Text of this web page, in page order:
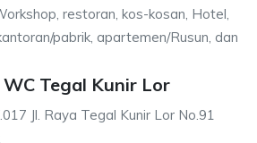
restoran, kos-kosan, Hotel,
pabrik, apartemen/Rusun, dan
Tegal Kunir Lor
Jl. Raya Tegal Kunir Lor No.91